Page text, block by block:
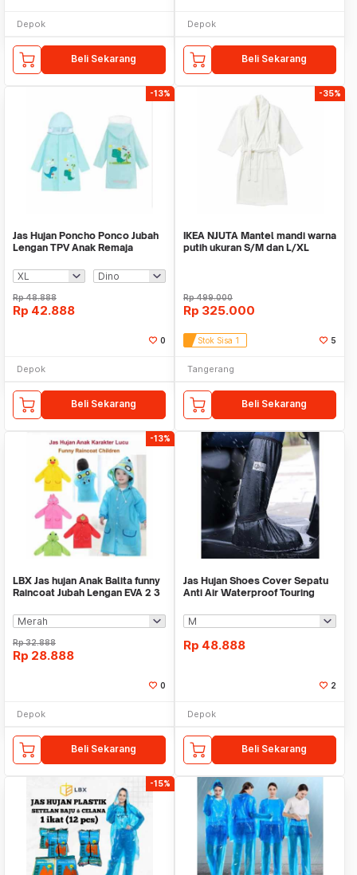
Depok
Beli Sekarang
Depok
Beli Sekarang
-13%
Jas Hujan Poncho Ponco Jubah
Lengan TPV Anak Remaja
Rp48.888
Rp 42.888
0
Depok
Beli Sekarang
-35%
IKEA NJUTA Mantel mandi warna
putih ukuran S/M dan L/XL
Rp499.000
Rp 325.000
Stok Sisa 1 5
Tangerang
Beli Sekarang
-13%
LBX Jas hujan Anak Balita funny
Raincoat Jubah Lengan EVA 2 3
Rp32.888
Rp 28.888
0
Depok
Beli Sekarang
Jas Hujan Shoes Cover Sepatu
Anti Air Waterproof Touring
Rp 48.888
2
Depok
Beli Sekarang
-15%